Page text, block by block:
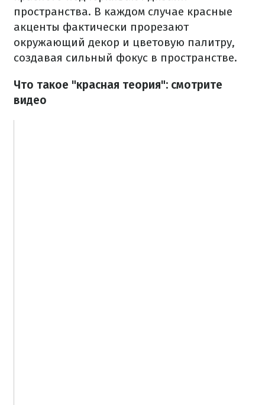
пространства. В каждом случае красные
акценты фактически прорезают
окружающий декор и цветовую палитру,
создавая сильный фокус в пространстве.
Что такое "красная теория": смотрите
видео